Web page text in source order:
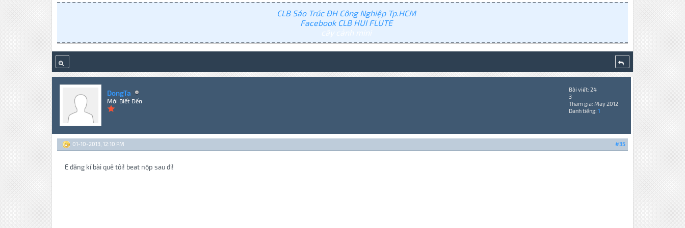
CLB Sáo Trúc ĐH Công Nghiệp Tp.HCM
Facebook CLB HUI FLUTE
cây cảnh mini
DongTa
Mới Biết Đến
Bài viết: 24
3
Tham gia: May 2012
Danh tiếng: 1
#35
01-10-2013, 12:10 PM
E đăng kí bài quê tôi! beat nộp sau đi!